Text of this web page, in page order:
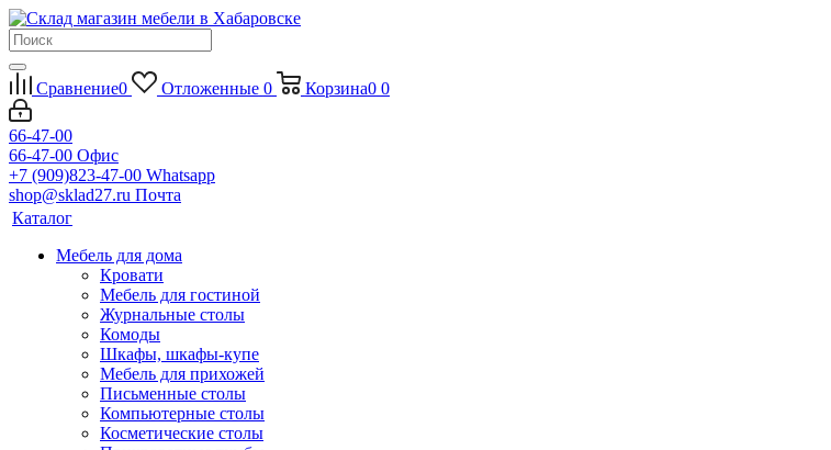
Сравнение0 Отложенные 0 Корзина0 0
66-47-00
66-47-00 Офис
+7 (909)823-47-00 Whatsapp
shop@sklad27.ru Почта
Каталог
Мебель для дома
Кровати
Мебель для гостиной
Журнальные столы
Комоды
Шкафы, шкафы-купе
Мебель для прихожей
Письменные столы
Компьютерные столы
Косметические столы